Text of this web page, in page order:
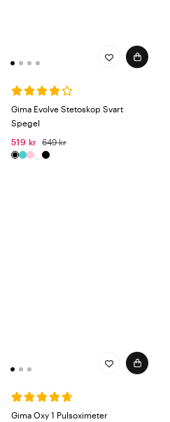
Gima Evolve Stetoskop Svart
Spegel
519 kr
649 kr
Gima Oxy 1 Pulsoximeter